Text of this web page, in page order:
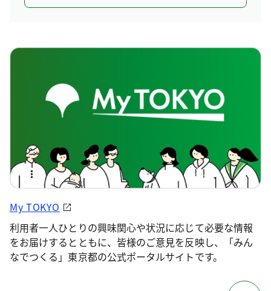
My TOKYO
利用者一人ひとりの興味関心や状況に応じて必要な情報
をお届けするとともに、皆様のご意見を反映し、「みん
なでつくる」東京都の公式ポータルサイトです。